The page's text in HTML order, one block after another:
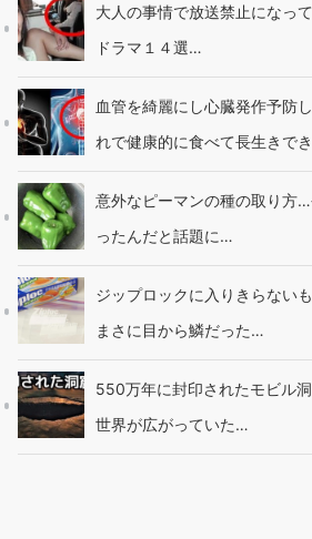
大人の事情で放送禁止になっ
ドラマ１４選…
血管を綺麗にし心臓発作予防
れで健康的に食べて長生きで
意外なピーマンの種の取り方
ったんだと話題に…
ジップロックに入りきらない
まさに目から鱗だった…
550万年に封印されたモビル
世界が広がっていた…